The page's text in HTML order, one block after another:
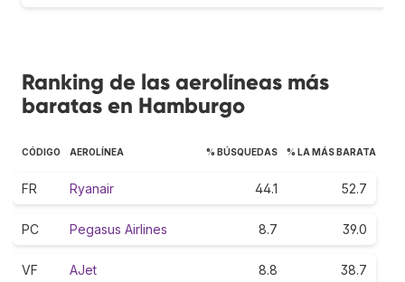
Ranking de las aerolíneas más
baratas en Hamburgo
CÓDIGO AEROLÍNEA % BÚSQUEDAS % LA MÁS BARATA
FR Ryanair 44.1 52.7
PC Pegasus Airlines 8.7 39.0
VF AJet 8.8 38.7